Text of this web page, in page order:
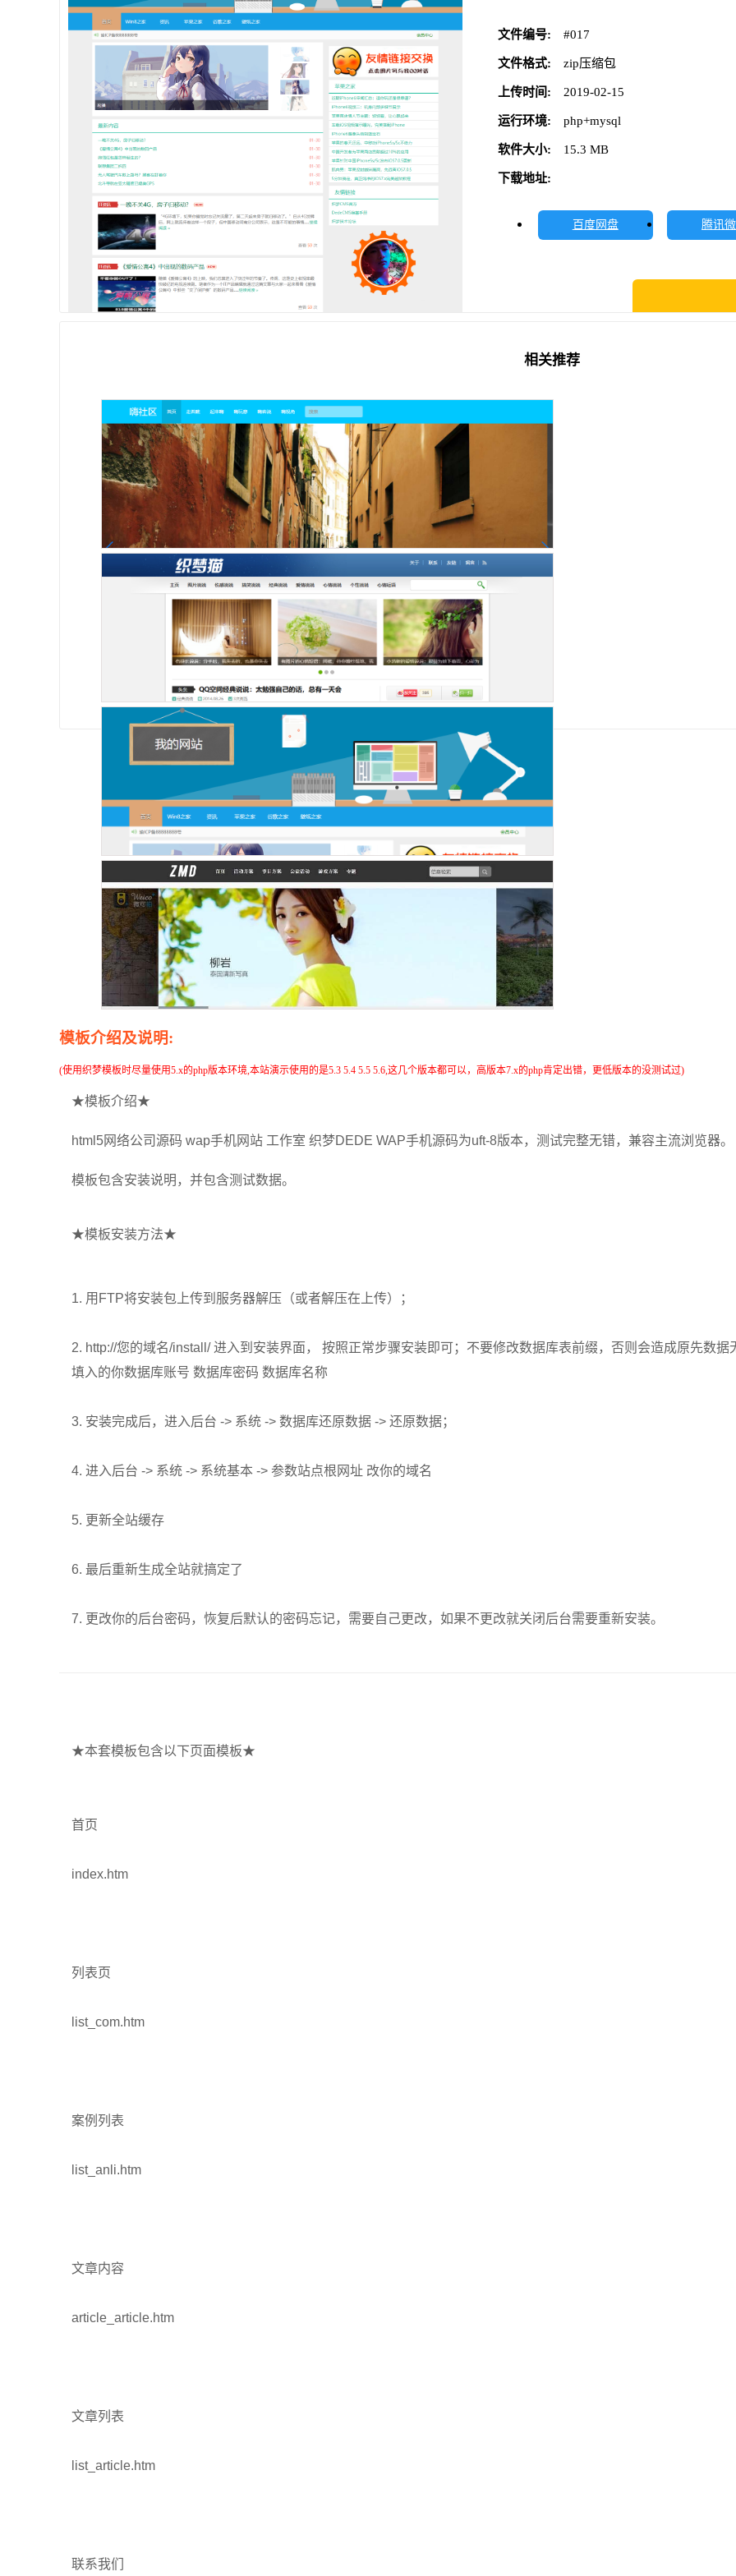
文件编号: #017
文件格式: zip压缩包
上传时间: 2019-02-15
运行环境: php+mysql
软件大小: 15.3 MB
下载地址:
百度网盘 腾讯
相关推荐
模板介绍及说明:
(使用织梦模板时尽量使用5.x的php版本环境,本站演示使用的是5.3 5.4 5.5 5.6,这几个版本都可以，高版本7.x的php肯定出错，更低版本的没测试过)
★模板介绍★
html5网络公司源码 wap手机网站 工作室 织梦DEDE WAP手机源码为uft-8版本，测试完整无错，兼容主流浏览器。
模板包含安装说明，并包含测试数据。
★模板安装方法★
1. 用FTP将安装包上传到服务器解压（或者解压在上传）；
2. http://您的域名/install/ 进入到安装界面， 按照正常步骤安装即可；不要修改数据库表前缀，否则会造成原先数据
填入的你数据库账号 数据库密码 数据库名称
3. 安装完成后，进入后台 -> 系统 -> 数据库还原数据 -> 还原数据；
4. 进入后台 -> 系统 -> 系统基本 -> 参数站点根网址 改你的域名
5. 更新全站缓存
6. 最后重新生成全站就搞定了
7. 更改你的后台密码，恢复后默认的密码忘记，需要自己更改，如果不更改就关闭后台需要重新安装。
★本套模板包含以下页面模板★
首页
index.htm
列表页
list_com.htm
案例列表
list_anli.htm
文章内容
article_article.htm
文章列表
list_article.htm
联系我们